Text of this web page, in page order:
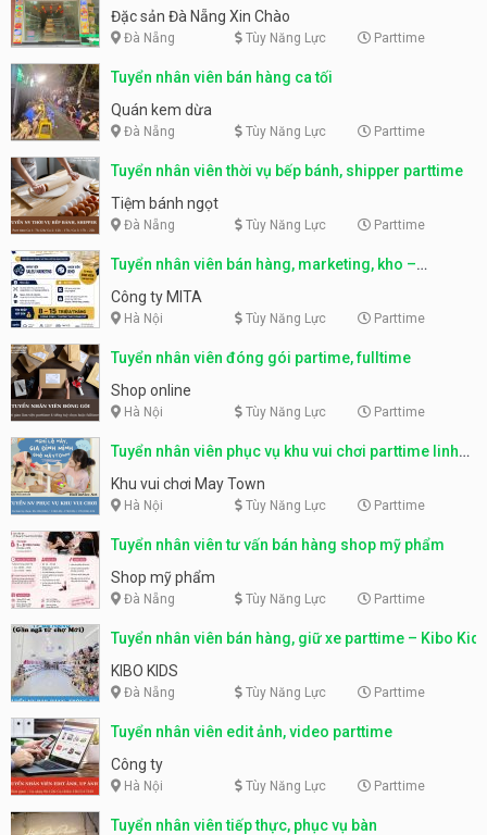
Nẵng
Đặc sản Đà Nẵng Xin Chào
Đà Nẵng Tùy Năng Lực Parttime
Tuyển nhân viên bán hàng ca tối
Quán kem dừa
Đà Nẵng Tùy Năng Lực Parttime
Tuyển nhân viên thời vụ bếp bánh, shipper parttime
Tiệm bánh ngọt
Đà Nẵng Tùy Năng Lực Parttime
Tuyển nhân viên bán hàng, marketing, kho –
parttime, fulltime
Công ty MITA
Hà Nội Tùy Năng Lực Parttime
Tuyển nhân viên đóng gói partime, fulltime
Shop online
Hà Nội Tùy Năng Lực Parttime
Tuyển nhân viên phục vụ khu vui chơi parttime linh
động
Khu vui chơi May Town
Hà Nội Tùy Năng Lực Parttime
Tuyển nhân viên tư vấn bán hàng shop mỹ phẩm
Shop mỹ phẩm
Đà Nẵng Tùy Năng Lực Parttime
Tuyển nhân viên bán hàng, giữ xe parttime – Kibo Kid
KIBO KIDS
Đà Nẵng Tùy Năng Lực Parttime
Tuyển nhân viên edit ảnh, video parttime
Công ty
Hà Nội Tùy Năng Lực Parttime
Tuyển nhân viên tiếp thực, phục vụ bàn